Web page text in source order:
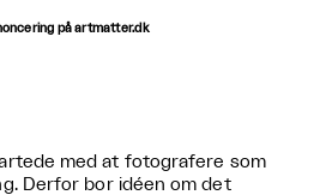
på artmatter.dk
med at fotografere som
Derfor bor idéen om det